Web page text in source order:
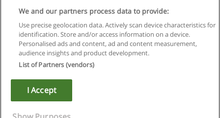
Правила пользования
Конфиденциальность информации
Напишите Educaedu
Copyright © Educaedu Business S.L. - CIF : B-95610580: -
We and our partners process data to provide:
Use precise geolocation data. Actively scan device characteristics for
identification. Store and/or access information on a device.
Personalised ads and content, ad and content measurement,
audience insights and product development.
List of Partners (vendors)
I Accept